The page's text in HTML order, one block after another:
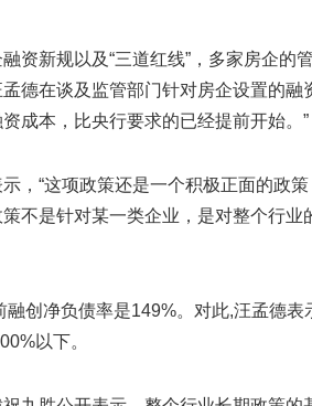
资新规以及“三道红线”，多家房企
德在谈及监管部门针对房企设置的融
成本，比央行要求的已经提前开始。”
，“这项政策还是一个积极正面的政
不是针对某一类企业，是对整个行
融创净负债率是149%。对此,汪孟德
以下。